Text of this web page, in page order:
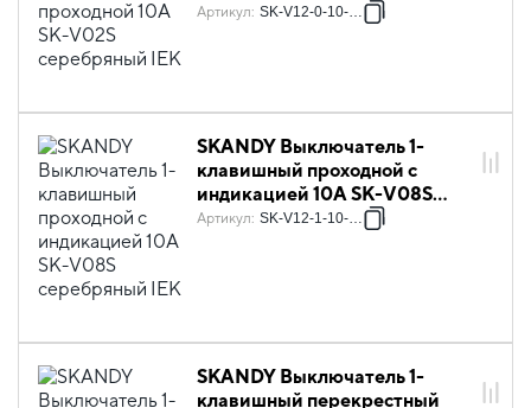
Артикул: SK-V12-0-10-K23
SKANDY Выключатель 1-
клавишный проходной с
индикацией 10А SK-V08S
серебряный IEK
Артикул: SK-V12-1-10-K23
SKANDY Выключатель 1-
клавишный перекрестный